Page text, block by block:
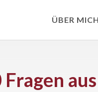
ÜBER MICH
Fragen